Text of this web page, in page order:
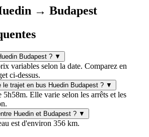
→ Budapest
Budapest ? ▼
variables selon la date. Comparez en
ci-dessus.
le trajet en bus Huedin Budapest ? ▼
5h58m. Elle varie selon les arrêts et les
Huedin et Budapest ? ▼
est d'environ 356 km.